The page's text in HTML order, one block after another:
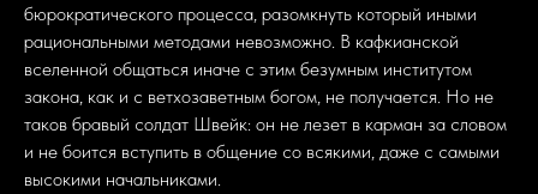
бюрократического процесса, разомкнуть который иными
рациональными методами невозможно. В кафкианской
вселенной общаться иначе с этим безумным институтом
закона, как и с ветхозаветным богом, не получается. Но не
таков бравый солдат Швейк: он не лезет в карман за словом
и не боится вступить в общение со всякими, даже с самыми
высокими начальниками.